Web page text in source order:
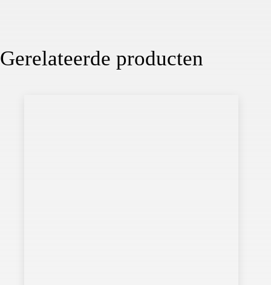
Gerelateerde producten